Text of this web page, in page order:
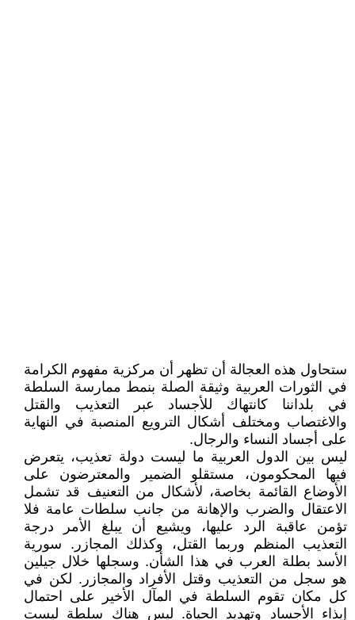
ستحاول هذه العجالة أن تظهر أن مركزية مفهوم الكرامة
في الثورات العربية وثيقة الصلة بنمط ممارسة السلطة
في بلداننا كانتهاك للأجساد عبر التعذيب والقتل
والاغتصاب ومختلف أشكال الترويع المنصبة في النهاية
على أجساد النساء والرجال.
ليس بين الدول العربية ما ليست دولة تعذيب، يتعرض
فيها المحكومون، مستقلو الضمير والمعترضون على
الأوضاع القائمة بخاصة، لأشكال من التعنيف قد تشمل
الاعتقال والضرب والإهانة من جانب سلطات عامة فلا
تؤمن عاقبة الرد عليها، ويشيع أن يبلغ الأمر درجة
التعذيب المنظم وربما القتل، وكذلك المجازر. سورية
الأسد بطلة العرب في هذا الشأن. وسجلها خلال جيلين
هو سجل من التعذيب وقتل الأفراد والمجازر. لكن في
كل مكان تقوم السلطة في المآل الأخير على احتمال
إيذاء الأجساد وتهديد الحياة. ليس هناك سلطة ليست